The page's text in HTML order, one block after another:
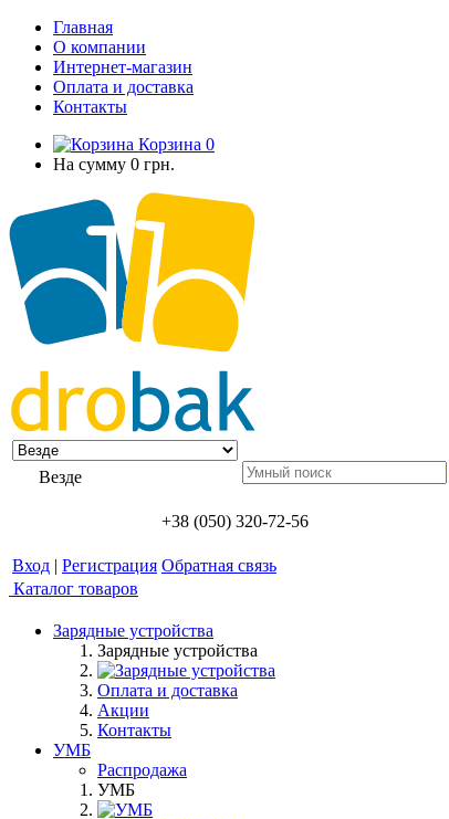
Главная
О компании
Интернет-магазин
Оплата и доставка
Контакты
Корзина 0
На сумму 0 грн.
Везде
+38 (050) 320-72-56
Вход | Регистрация Обратная связь
Каталог товаров
Зарядные устройства
Зарядные устройства
Оплата и доставка
Акции
Контакты
УМБ
Распродажа
УМБ